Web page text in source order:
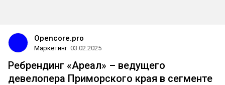
Opencore.pro
Маркетинг 03.02.2025
Ребрендинг «Ареал» – ведущего
девелопера Приморского края в сегменте